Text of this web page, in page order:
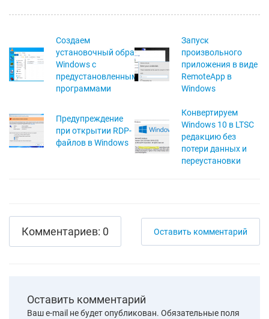
Создаем
установочный образ
Windows с
предустановленными
программами
Запуск
произвольного
приложения в виде
RemoteApp в
Windows
Предупреждение
при открытии RDP-
файлов в Windows
Конвертируем
Windows 10 в LTSC
редакцию без
потери данных и
переустановки
Комментариев: 0 Оставить комментарий
Оставить комментарий
Ваш e-mail не будет опубликован. Обязательные поля